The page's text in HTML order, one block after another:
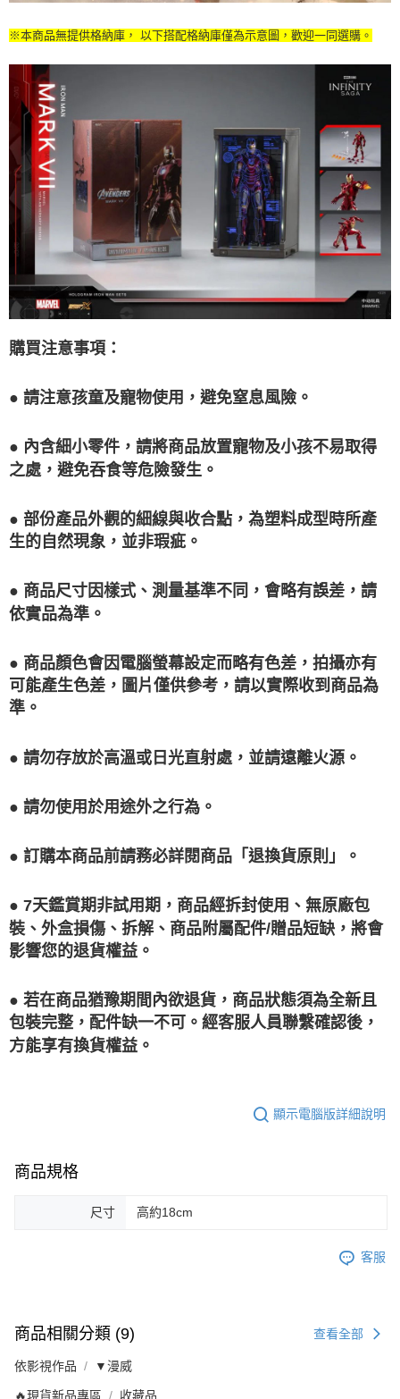
※本商品無提供格納庫， 以下搭配格納庫僅為示意圖，歡迎一同選購。
購買注意事項：
● 請注意孩童及寵物使用，避免窒息風險。
● 內含細小零件，請將商品放置寵物及小孩不易取得
之處，避免吞食等危險發生。
● 部份產品外觀的細線與收合點，為塑料成型時所產
生的自然現象，並非瑕疵。
● 商品尺寸因樣式、測量基準不同，會略有誤差，請
依實品為準。
● 商品顏色會因電腦螢幕設定而略有色差，拍攝亦有
可能產生色差，圖片僅供參考，請以實際收到商品為
準。
● 請勿存放於高溫或日光直射處，並請遠離火源。
● 請勿使用於用途外之行為。
● 訂購本商品前請務必詳閱商品「退換貨原則」。
● 7天鑑賞期非試用期，商品經拆封使用、無原廠包
裝、外盒損傷、拆解、商品附屬配件/贈品短缺，將會
影響您的退貨權益。
● 若在商品猶豫期間內欲退貨，商品狀態須為全新且
包裝完整，配件缺一不可。經客服人員聯繫確認後，
方能享有換貨權益。
顯示電腦版詳細說明
商品規格
尺寸 高約18cm
客服
商品相關分類 (9) 查看全部
依影視作品 ▼漫威
🔥現貨新品專區 收藏品